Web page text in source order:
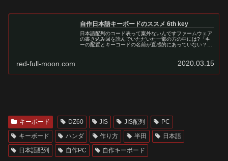
自作日本語キーボードのススメ 6th key
日本語配列のコード表って案外ないんですファームウェア
の書き込み回を読んでいただいた一部の方の中には?「キ
ーの配置とキーコードの名前が直感的にあっていない？」
red-full-moon.com 2020.03.15
キーボード DZ60 JIS JIS配列
PC
キーボード
ハンダ 作り方 半田
日本語
日本語配列
自作PC 自作キーボード